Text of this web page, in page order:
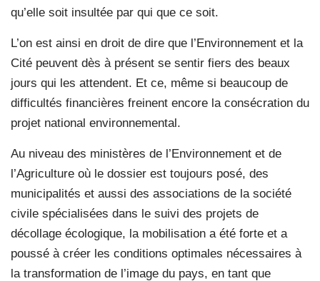
qu’elle soit insultée par qui que ce soit.
L’on est ainsi en droit de dire que l’Environnement et la
Cité peuvent dès à présent se sentir fiers des beaux
jours qui les attendent. Et ce, même si beaucoup de
difficultés financières freinent encore la consécration du
projet national environnemental.
Au niveau des ministères de l’Environnement et de
l’Agriculture où le dossier est toujours posé, des
municipalités et aussi des associations de la société
civile spécialisées dans le suivi des projets de
décollage écologique, la mobilisation a été forte et a
poussé à créer les conditions optimales nécessaires à
la transformation de l’image du pays, en tant que